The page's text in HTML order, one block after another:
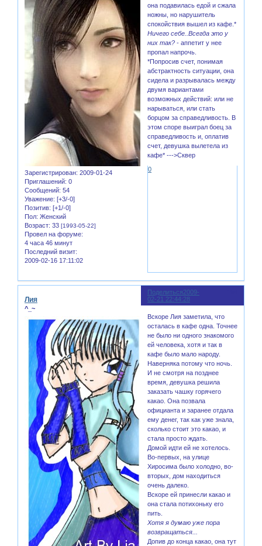
Зарегистрирован: 2009-01-24
Приглашений: 0
Сообщений: 54
Уважение: [+3/-0]
Позитив: [+1/-0]
Пол: Женский
Возраст: 33 [1993-05-22]
Провел на форуме:
4 часа 46 минут
Последний визит:
2009-02-16 17:11:02
она подавилась едой и сжала
ножны, но нарушитель
спокойствия вышел из кафе.*
Ничего себе..Всегда это у
них так? - аппетит у нее
пропал напрочь.
*Попросив счет, понимая
абстрактность ситуации, она
сидела и разрывалась между
двумя вариантами
возможных действий: или не
нарываться, или стать
борцом за справедливость. В
этом споре выиграл боец за
справедливость и, оплатив
счет, девушка вылетела из
кафе* --->Сквер
0
Поделиться2009-
02-21 22:44:28
Лия
^_~
Вскоре Лия заметила, что
осталась в кафе одна. Точнее
не было ни одного знакомого
ей человека, хотя и так в
кафе было мало народу.
Наверняка потому что ночь.
И не смотря на позднее
время, девушка решила
заказать чашку горячего
какао. Она позвала
официанта и заранее отдала
ему денег, так как уже знала,
сколько стоит это какао, и
стала просто ждать.
Домой идти ей не хотелось.
Во-первых, на улице
Хиросима было холодно, во-
вторых, дом находиться
очень далеко.
Вскоре ей принесли какао и
она стала потихоньку его
пить.
Хотя я думаю уже пора
возвращаться...
Допив до конца какао, она тут